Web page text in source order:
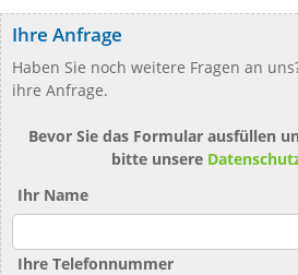
Ihre Anfrage
Haben Sie noch weitere Fragen an
ihre Anfrage.
Bevor Sie das Formular ausfüllen
bitte unsere
Ihr Name
Ihre Telefonnummer